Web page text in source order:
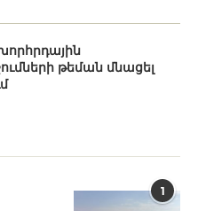
խորհրդային
թեման մնացել
1